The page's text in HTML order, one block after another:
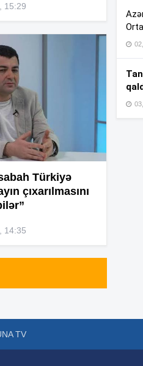
15:29
Türkiyə
çıxarılmasını
14:35
TV